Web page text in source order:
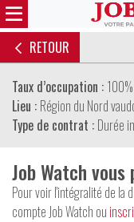
RETOUR
Taux d’occupation : 100%
Lieu : Région du Nord
Type de contrat : Durée
Job Watch
Pour voir l'intégralité de la
compte Job Watch ou